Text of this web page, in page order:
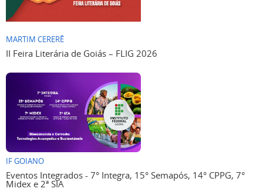
MARTIM CERERÊ
II Feira Literária de Goiás – FLIG 2026
IF GOIANO
Eventos Integrados - 7° Integra, 15° Semapós, 14° CPPG, 7°
Midex e 2ª SIA